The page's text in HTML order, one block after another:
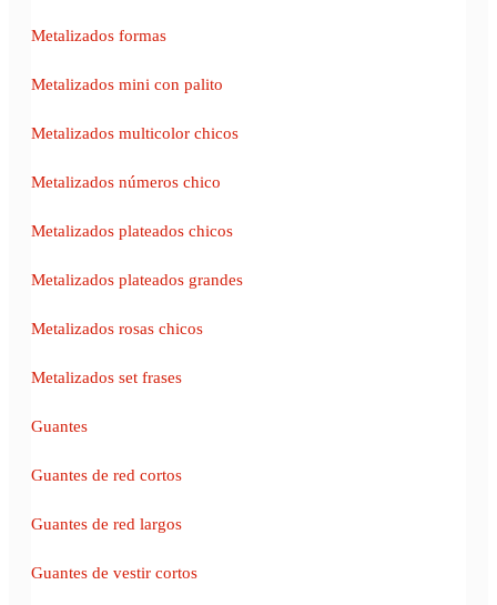
Metalizados formas
Metalizados mini con palito
Metalizados multicolor chicos
Metalizados números chico
Metalizados plateados chicos
Metalizados plateados grandes
Metalizados rosas chicos
Metalizados set frases
Guantes
Guantes de red cortos
Guantes de red largos
Guantes de vestir cortos